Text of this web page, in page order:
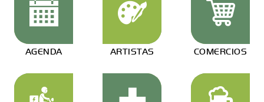
AGENDA ARTISTAS COMERCIOS